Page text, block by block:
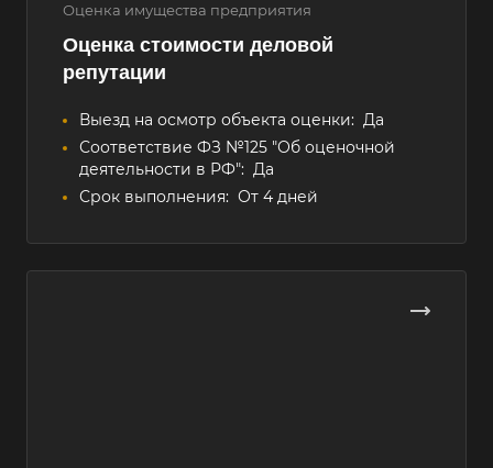
Оценка имущества предприятия
Оценка стоимости деловой
репутации
Выезд на осмотр объекта оценки: Да
Соответствие ФЗ №125 "Об оценочной
деятельности в РФ": Да
Срок выполнения: От 4 дней